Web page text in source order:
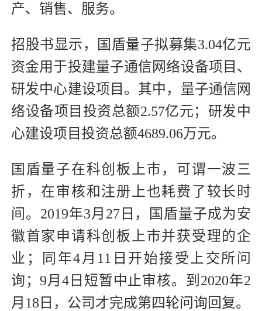
产、销售、服务。
招股书显示，国盾量子拟募集3.04亿元
资金用于投建量子通信网络设备项目、
研发中心建设项目。其中，量子通信网
络设备项目投资总额2.57亿元；研发中
心建设项目投资总额4689.06万元。
国盾量子在科创板上市，可谓一波三
折，在审核和注册上也耗费了较长时
间。2019年3月27日，国盾量子成为安
徽首家申请科创板上市并获受理的企
业；同年4月11日开始接受上交所问
询；9月4日短暂中止审核。到2020年2
月18日，公司才完成第四轮问询回复。